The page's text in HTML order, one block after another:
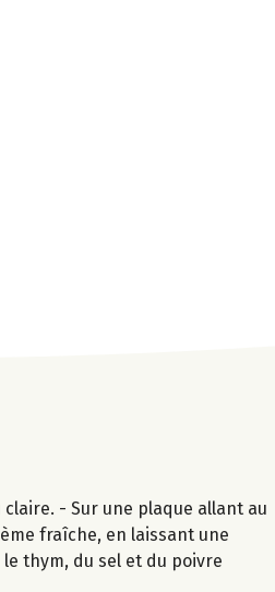
claire. - Sur une plaque allant au
fraîche, en laissant une
thym, du sel et du poivre